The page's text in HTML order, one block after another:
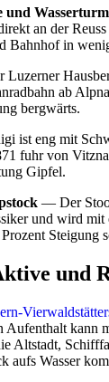
und Wasserturm
an der
Bahnhof in
ab
bergwärts.
ist eng mit
fuhr von
Gipfel.
— Der
und wird mit
Steigung
und
Aufenthalt kann
Altstadt,
aufs Wasser